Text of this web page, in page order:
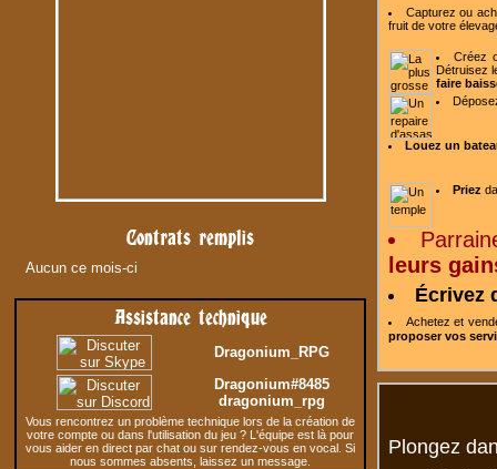
Contrats remplis
Aucun ce mois-ci
Assistance technique
Dragonium_RPG
Dragonium#8485
dragonium_rpg
Vous rencontrez un problème technique lors de la création de
votre compte ou dans l'utilisation du jeu ? L'équipe est là pour
vous aider en direct par chat ou sur rendez-vous en vocal. Si
nous sommes absents, laissez un message.
Capturez ou
fruit de votre
Créez
Détruisez
faire
Louez un
Priez
leurs
Écrivez
Achetez et
proposer vos
Plongez